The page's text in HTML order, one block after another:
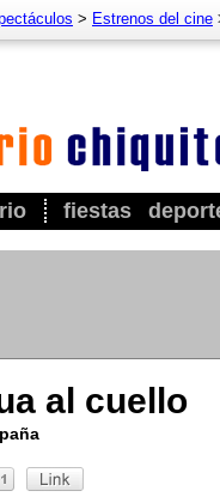
fiestas
> Estrenos del cine
al cuello